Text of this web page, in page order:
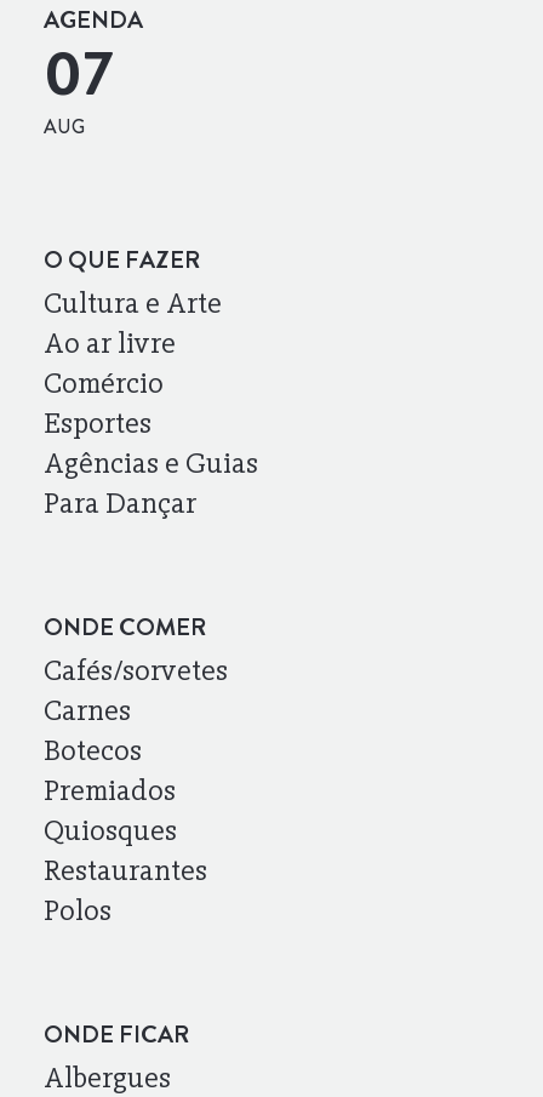
AGENDA
07
AUG
O QUE FAZER
Cultura e Arte
Ao ar livre
Comércio
Esportes
Agências e Guias
Para Dançar
ONDE COMER
Cafés/sorvetes
Carnes
Botecos
Premiados
Quiosques
Restaurantes
Polos
ONDE FICAR
Albergues